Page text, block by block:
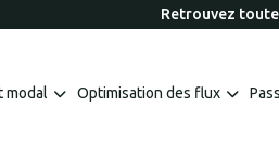
Retrouvez
modal Optimisation des flux